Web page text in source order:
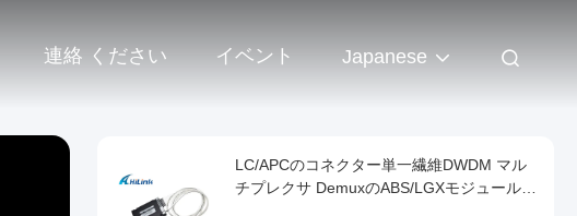
連絡 ください イベント Japanese
LC/APCのコネクター単一繊維DWDM マル
チプレクサ DemuxのABS/LGXモジュール